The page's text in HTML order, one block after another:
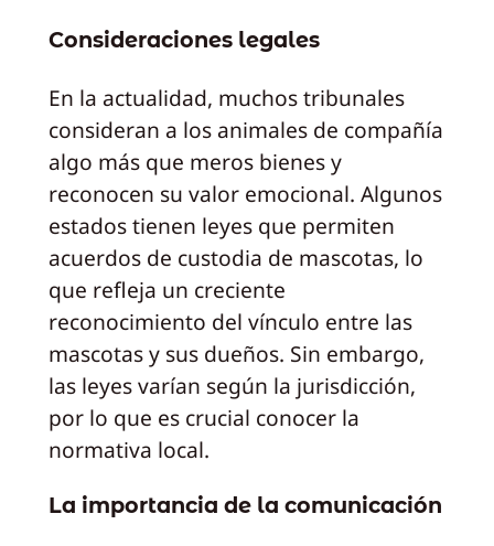
Consideraciones legales
En la actualidad, muchos tribunales
consideran a los animales de compañía
algo más que meros bienes y
reconocen su valor emocional. Algunos
estados tienen leyes que permiten
acuerdos de custodia de mascotas, lo
que refleja un creciente
reconocimiento del vínculo entre las
mascotas y sus dueños. Sin embargo,
las leyes varían según la jurisdicción,
por lo que es crucial conocer la
normativa local.
La importancia de la comunicación